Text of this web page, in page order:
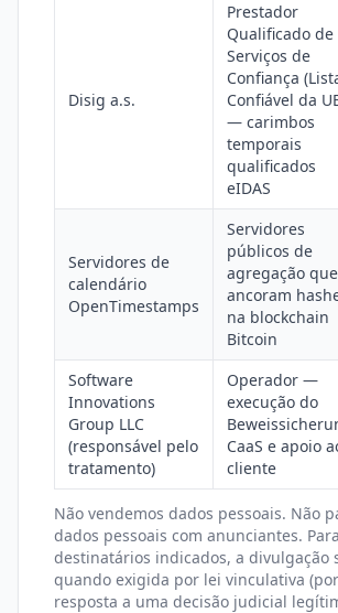
Disig a.s.
Prestador
Qualificado de
Serviços de
Confiança
Confiável da
— carimbos
temporais
qualificados
eIDAS
Servidores de
calendário
OpenTimestamps
Servidores
públicos de
agregação que
ancoram
na blockchain
Bitcoin
Software
Innovations
Group LLC
(responsável pelo
tratamento)
Operador —
execução do
CaaS e apoio
cliente
Não vendemos dados pessoais. Não
dados pessoais com anunciantes.
destinatários indicados, a divulgação
quando exigida por lei vinculativa
resposta a uma decisão judicial